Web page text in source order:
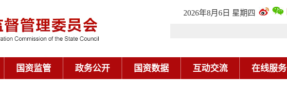
2026年8月6日 星期四
国资监管 政务公开 国资数据 互动交流 在线服务